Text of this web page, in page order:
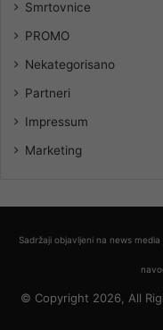
Smrtovnice
PROMO
Nekategorisano
Partneri
Impressum
Marketing
Sadržaji objavljeni na news
© Copyright 2026, All